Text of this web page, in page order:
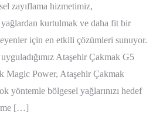
zayıflama hizmetimiz,
kurtulmak ve daha fit bir
için en etkili çözümleri sunuyor.
Ataşehir Çakmak G5
Magic Power, Ataşehir Çakmak
yöntemle bölgesel yağlarınızı hedef
[…]